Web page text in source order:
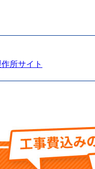
所サイト